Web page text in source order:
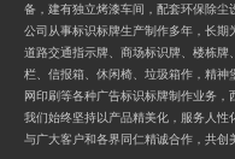
备，建有独立烤漆车间，配套环保除尘
公司从事标识标牌生产制作多年，长期
道路交通指示牌、商场标识牌、楼栋
栏、信报箱、休闲椅、垃圾箱作，精
网印刷等各种广告标识标牌制作业务，
我们始终坚持以产品精美化，服务人
与广大客户和各界同仁精诚合作，共创